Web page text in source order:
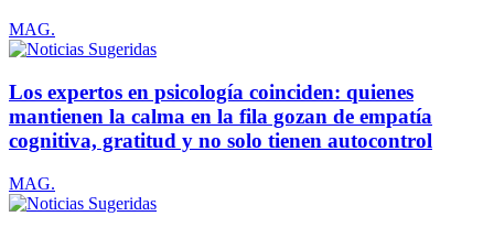
MAG.
Los expertos en psicología coinciden: quienes
mantienen la calma en la fila gozan de empatía
cognitiva, gratitud y no solo tienen autocontrol
MAG.